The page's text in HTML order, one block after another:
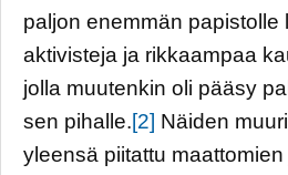
paljon enemmän papistolle
aktivisteja ja rikkaampaa
jolla muutenkin oli pääsy
sen pihalle.[2] Näiden
yleensä piitattu